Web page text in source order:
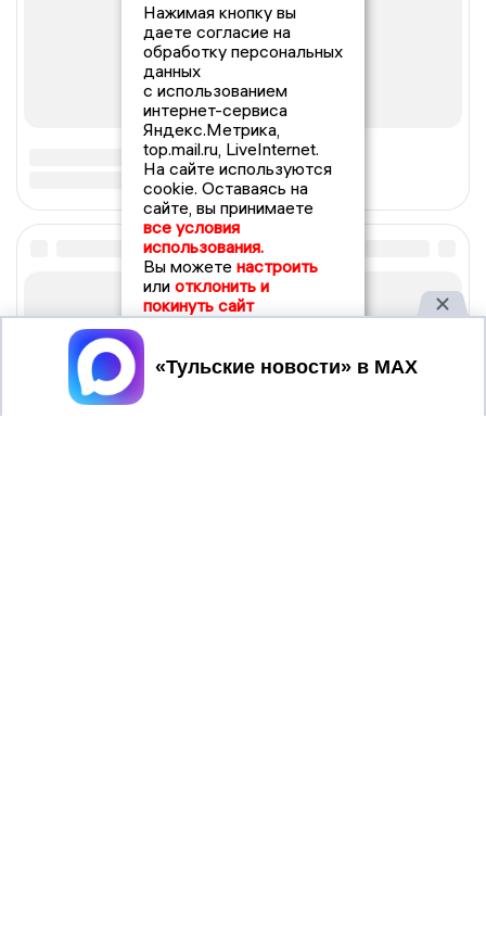
Нажимая кнопку вы
даете согласие на
обработку персональных
данных
с использованием
интернет-сервиса
Яндекс.Метрика,
top.mail.ru, LiveInternet.
На сайте используются
cookie. Оставаясь на
сайте, вы принимаете
все условия
использования.
Вы можете настроить
или отклонить и
покинуть сайт
Принять